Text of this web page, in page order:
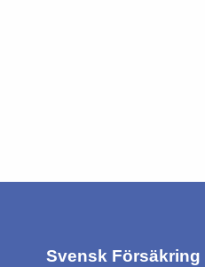
Svensk Försäkring